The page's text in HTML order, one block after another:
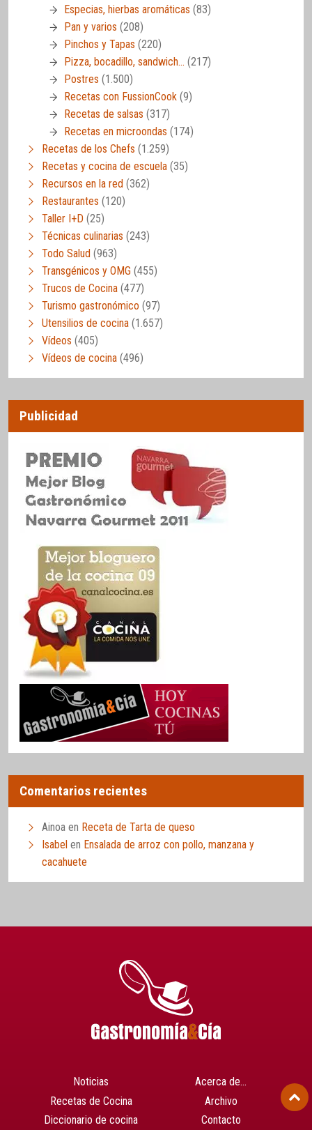
Especias, hierbas aromáticas (83)
Pan y varios (208)
Pinchos y Tapas (220)
Pizza, bocadillo, sandwich… (217)
Postres (1.500)
Recetas con FussionCook (9)
Recetas de salsas (317)
Recetas en microondas (174)
Recetas de los Chefs (1.259)
Recetas y cocina de escuela (35)
Recursos en la red (362)
Restaurantes (120)
Taller I+D (25)
Técnicas culinarias (243)
Todo Salud (963)
Transgénicos y OMG (455)
Trucos de Cocina (477)
Turismo gastronómico (97)
Utensilios de cocina (1.657)
Vídeos (405)
Vídeos de cocina (496)
Publicidad
Comentarios recientes
Ainoa en Receta de Tarta de queso
Isabel en Ensalada de arroz con pollo, manzana y
cacahuete
Noticias
Recetas de Cocina
Diccionario de cocina
Acerca de…
Archivo
Contacto